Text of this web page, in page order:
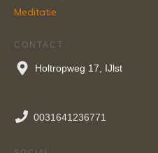
Meditatie
CONTACT
Holtropweg 17, IJlst
0031641236771